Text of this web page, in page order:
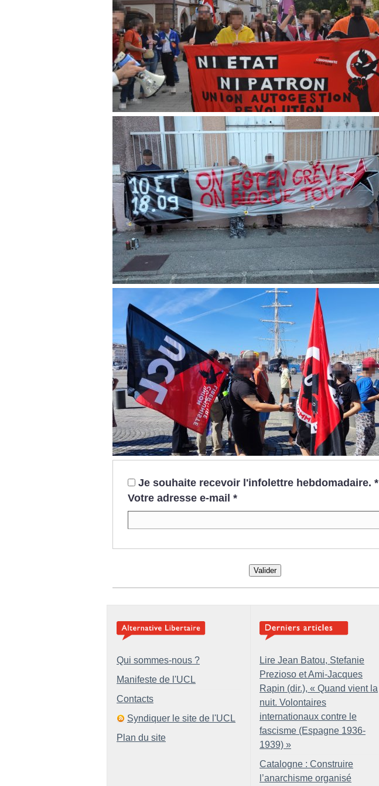
Je souhaite recevoir l'infolettre hebdomadaire. *
Votre adresse e-mail *
Valider
Qui sommes-nous ?
Manifeste de l'UCL
Contacts
Syndiquer le site de l'UCL
Plan du site
Lire Jean Batou, Stefanie
Prezioso et Ami-Jacques
Rapin (dir.), « Quand vient la
nuit. Volontaires
internationaux contre le
fascisme (Espagne 1936-
1939) »
Catalogne : Construire
l’anarchisme organisé